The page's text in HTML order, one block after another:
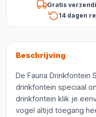
Gratis
14 dagen
Beschrijving
De Fauna Drinkfontein
drinkfontein speciaal
drinkfontein klik je
vogel altijd toegang